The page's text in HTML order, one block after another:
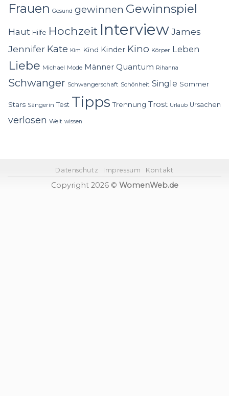
Frauen Gesund gewinnen Gewinnspiel
Haut Hilfe Hochzeit InterviewJames
Jennifer Kate Kim Kind Kinder Kino Körper Leben
Liebe Michael Mode Männer Quantum Rihanna
Schwanger Schwangerschaft Schönheit Single Sommer
Stars Sängerin Test Tipps Trennung Trost Urlaub Ursachen
verlosen Welt wissen
Datenschutz Impressum Kontakt
Copyright 2026 © WomenWeb.de